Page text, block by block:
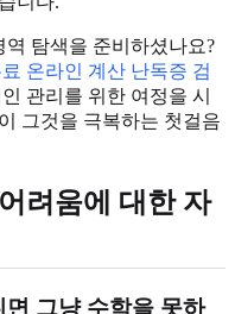
역 탐색을 준비하셨나요?
온라인 계산 난독증 검
관리를 위한 여정을 시
그것을 극복하는 첫걸음
려움에 대한 자
그냥 수학을 못하